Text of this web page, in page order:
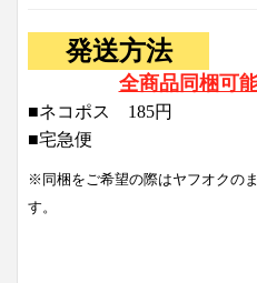
発送方法
全商品同梱可
■ネコポス 185円
■宅急便
※同梱をご希望の際はヤフオクの
す。